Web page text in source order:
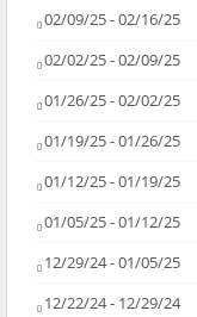
02/09/25 - 02/16/25
02/02/25 - 02/09/25
01/26/25 - 02/02/25
01/19/25 - 01/26/25
01/12/25 - 01/19/25
01/05/25 - 01/12/25
12/29/24 - 01/05/25
12/22/24 - 12/29/24